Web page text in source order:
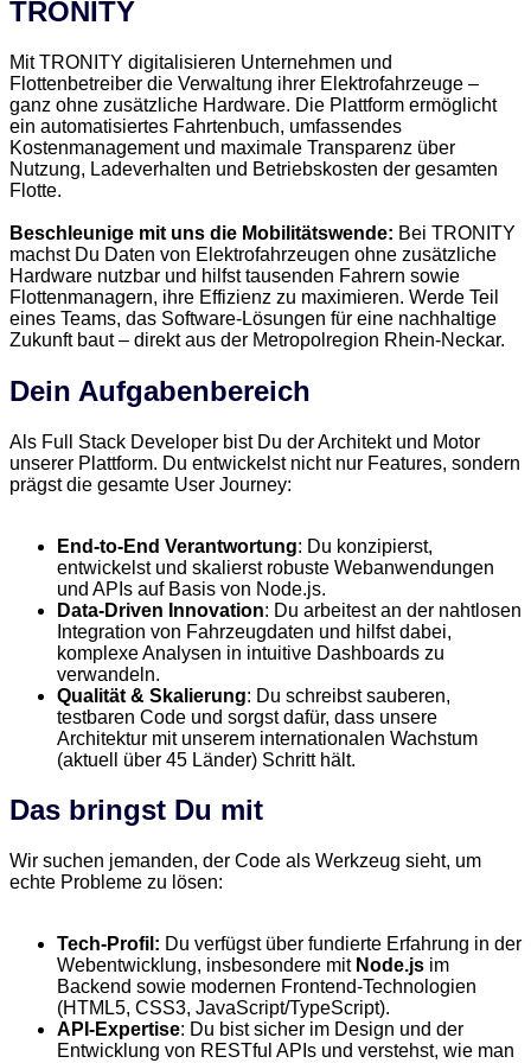
TRONITY
Mit TRONITY digitalisieren Unternehmen und
Flottenbetreiber die Verwaltung ihrer Elektrofahrzeuge –
ganz ohne zusätzliche Hardware. Die Plattform ermöglicht
ein automatisiertes Fahrtenbuch, umfassendes
Kostenmanagement und maximale Transparenz über
Nutzung, Ladeverhalten und Betriebskosten der gesamten
Flotte.
Beschleunige mit uns die Mobilitätswende: Bei TRONITY
machst Du Daten von Elektrofahrzeugen ohne zusätzliche
Hardware nutzbar und hilfst tausenden Fahrern sowie
Flottenmanagern, ihre Effizienz zu maximieren. Werde Teil
eines Teams, das Software-Lösungen für eine nachhaltige
Zukunft baut – direkt aus der Metropolregion Rhein-Neckar.
Dein Aufgabenbereich
Als Full Stack Developer bist Du der Architekt und Motor
unserer Plattform. Du entwickelst nicht nur Features, sondern
prägst die gesamte User Journey:
End-to-End Verantwortung: Du konzipierst,
entwickelst und skalierst robuste Webanwendungen
und APIs auf Basis von Node.js.
Data-Driven Innovation: Du arbeitest an der nahtlosen
Integration von Fahrzeugdaten und hilfst dabei,
komplexe Analysen in intuitive Dashboards zu
verwandeln.
Qualität & Skalierung: Du schreibst sauberen,
testbaren Code und sorgst dafür, dass unsere
Architektur mit unserem internationalen Wachstum
(aktuell über 45 Länder) Schritt hält.
Das bringst Du mit
Wir suchen jemanden, der Code als Werkzeug sieht, um
echte Probleme zu lösen:
Tech-Profil: Du verfügst über fundierte Erfahrung in der
Webentwicklung, insbesondere mit Node.js im
Backend sowie modernen Frontend-Technologien
(HTML5, CSS3, JavaScript/TypeScript).
API-Expertise: Du bist sicher im Design und der
Entwicklung von RESTful APIs und verstehst, wie man